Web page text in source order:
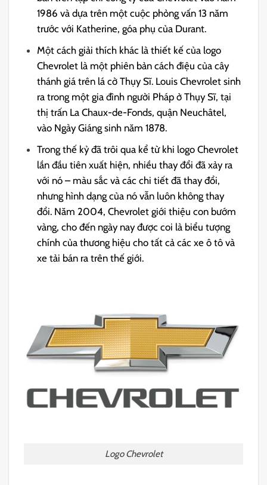
1986 và dựa trên một cuộc phỏng vấn 13 năm
trước với Katherine, góa phụ của Durant.
Một cách giải thích khác là thiết kế của logo
Chevrolet là một phiên bản cách điệu của cây
thánh giá trên lá cờ Thụy Sĩ. Louis Chevrolet sinh
ra trong một gia đình người Pháp ở Thụy Sĩ, tại
thị trấn La Chaux-de-Fonds, quận Neuchâtel,
vào Ngày Giáng sinh năm 1878.
Trong thế kỷ đã trôi qua kể từ khi logo Chevrolet
lần đầu tiên xuất hiện, nhiều thay đổi đã xảy ra
với nó – màu sắc và các chi tiết đã thay đổi,
nhưng hình dạng của nó vẫn luôn không thay
đổi. Năm 2004, Chevrolet giới thiệu con bướm
vàng, cho đến ngày nay được coi là biểu tượng
chính của thương hiệu cho tất cả các xe ô tô và
xe tải bán ra trên thế giới.
Logo Chevrolet